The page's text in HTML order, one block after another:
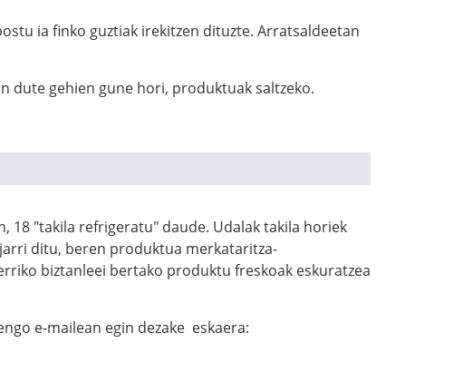
ia finko guztiak irekitzen dituzte. Arratsaldeetan
dute gehien gune hori, produktuak saltzeko.
18 "takila refrigeratu" daude. Udalak takila horiek
ditu, beren produktua merkataritza-
biztanleei bertako produktu freskoak eskuratzea
e-mailean egin dezake eskaera: